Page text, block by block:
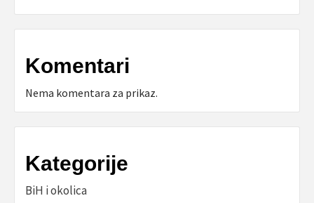
Komentari
Nema komentara za prikaz.
Kategorije
BiH i okolica